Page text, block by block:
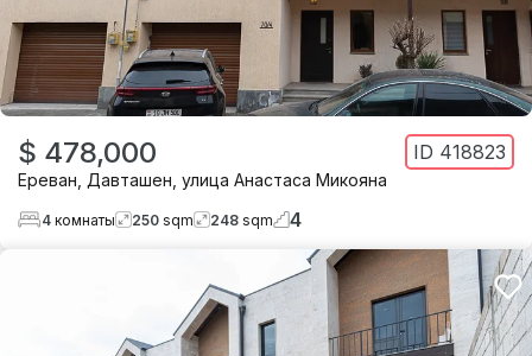
$ 478,000 ID 418823
Ереван Давташен улица Анастаса Микояна
4 комнаты 250 sqm 248 sqm 4